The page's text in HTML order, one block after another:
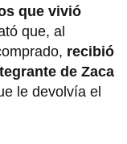
que vivió
que, al
recibió
de Zaca
le devolvía el